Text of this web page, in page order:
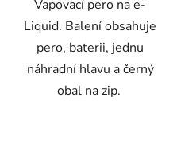
Vapovací pero na e-
Liquid. Balení obsahuje
pero, baterii, jednu
náhradní hlavu a černý
obal na zip.